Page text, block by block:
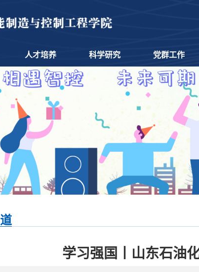
人才培养 科学研究 党群工作
学习强国丨山东石油